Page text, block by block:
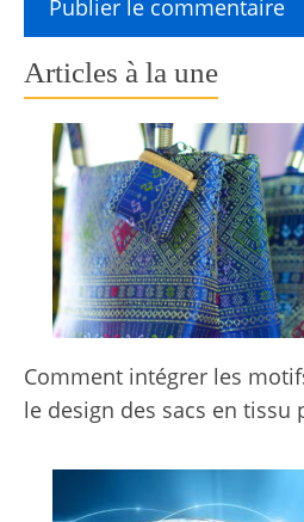
Articles à la une
Comment intégrer les
le design des sacs en tissu